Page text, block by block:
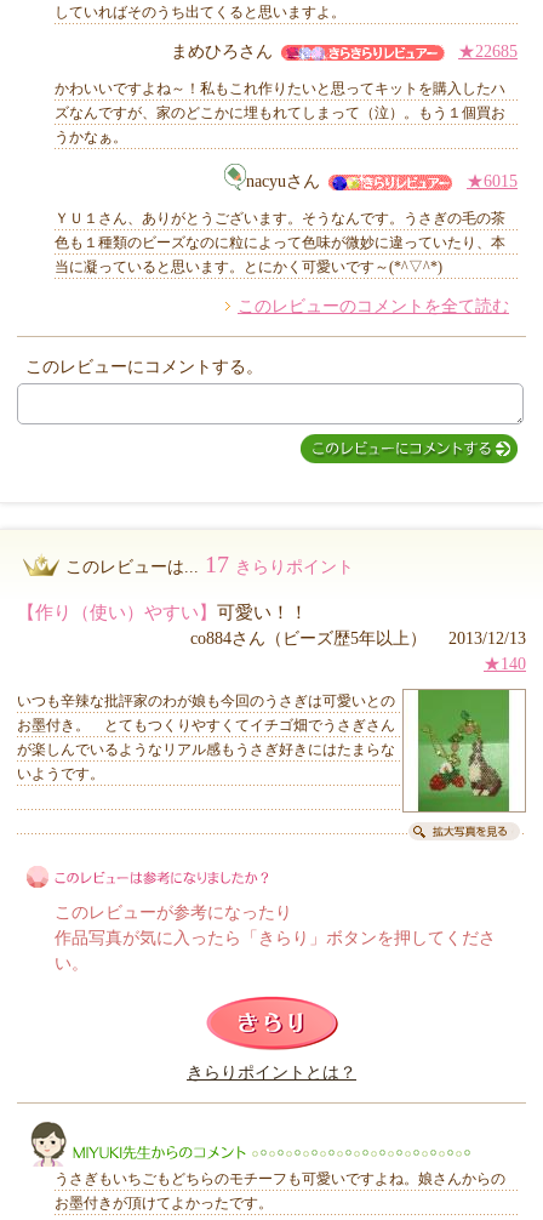
他のお客様からのコメント
していればそのうち出てくると思いますよ。
まめひろさん ★22685
かわいいですよね～！私もこれ作りたいと思ってキットを購入したハ
ズなんですが、家のどこかに埋もれてしまって（泣）。もう１個買お
うかなぁ。
nacyuさん ★6015
ＹＵ１さん、ありがとうございます。そうなんです。うさぎの毛の茶
色も１種類のビーズなのに粒によって色味が微妙に違っていたり、本
当に凝っていると思います。とにかく可愛いです～(*^▽^*)
このレビューのコメントを全て読む
このレビューにコメントする。
このレビューは... 17 きらりポイント
【作り（使い）やすい】 可愛い！！
co884さん（ビーズ歴5年以上） 2013/12/13
★140
いつも辛辣な批評家のわが娘も今回のうさぎは可愛いとの
お墨付き。 とてもつくりやすくてイチゴ畑でうさぎさん
が楽しんでいるようなリアル感もうさぎ好きにはたまらな
いようです。
このレビューは参考になりましたか？
このレビューが参考になったり
作品写真が気に入ったら「きらり」ボタンを押してくださ
い。
きらりポイントとは？
うさぎもいちごもどちらのモチーフも可愛いですよね。娘さんからの
お墨付きが頂けてよかったです。